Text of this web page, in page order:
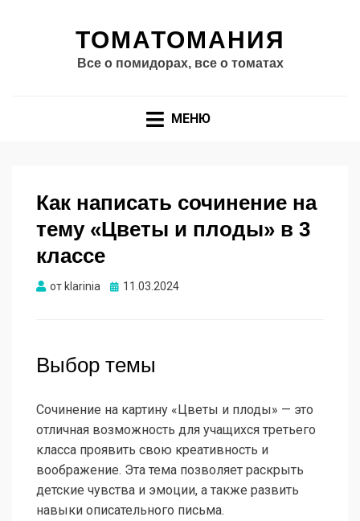
ТОМАТОМАНИЯ
Все о помидорах, все о томатах
МЕНЮ
Как написать сочинение на
тему «Цветы и плоды» в 3
классе
от klarinia Опубликовано
11.03.2024
Выбор темы
Сочинение на картину «Цветы и плоды» — это
отличная возможность для учащихся третьего
класса проявить свою креативность и
воображение. Эта тема позволяет раскрыть
детские чувства и эмоции, а также развить
навыки описательного письма.